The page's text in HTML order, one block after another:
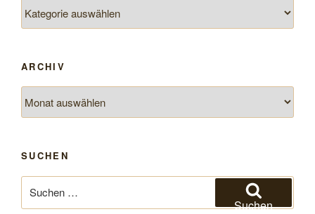
ARCHIV
SUCHEN
nach:
Suchen